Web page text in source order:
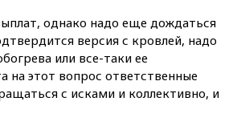
попытке попасть в Россию
вчера, 22:28 Бессент
анонсировал скорое
соглашение о прекращении
огня США и Ирана
однако надо еще дождаться
версия с кровлей, надо
или все-таки ее
на этот вопрос ответственные
с исками и коллективно, и